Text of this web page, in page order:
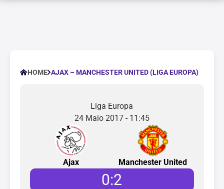
HOME AJAX – MANCHESTER UNITED (LIGA EUROPA)
Liga Europa
24 Maio 2017 - 11:45
Ajax Manchester United
0:2